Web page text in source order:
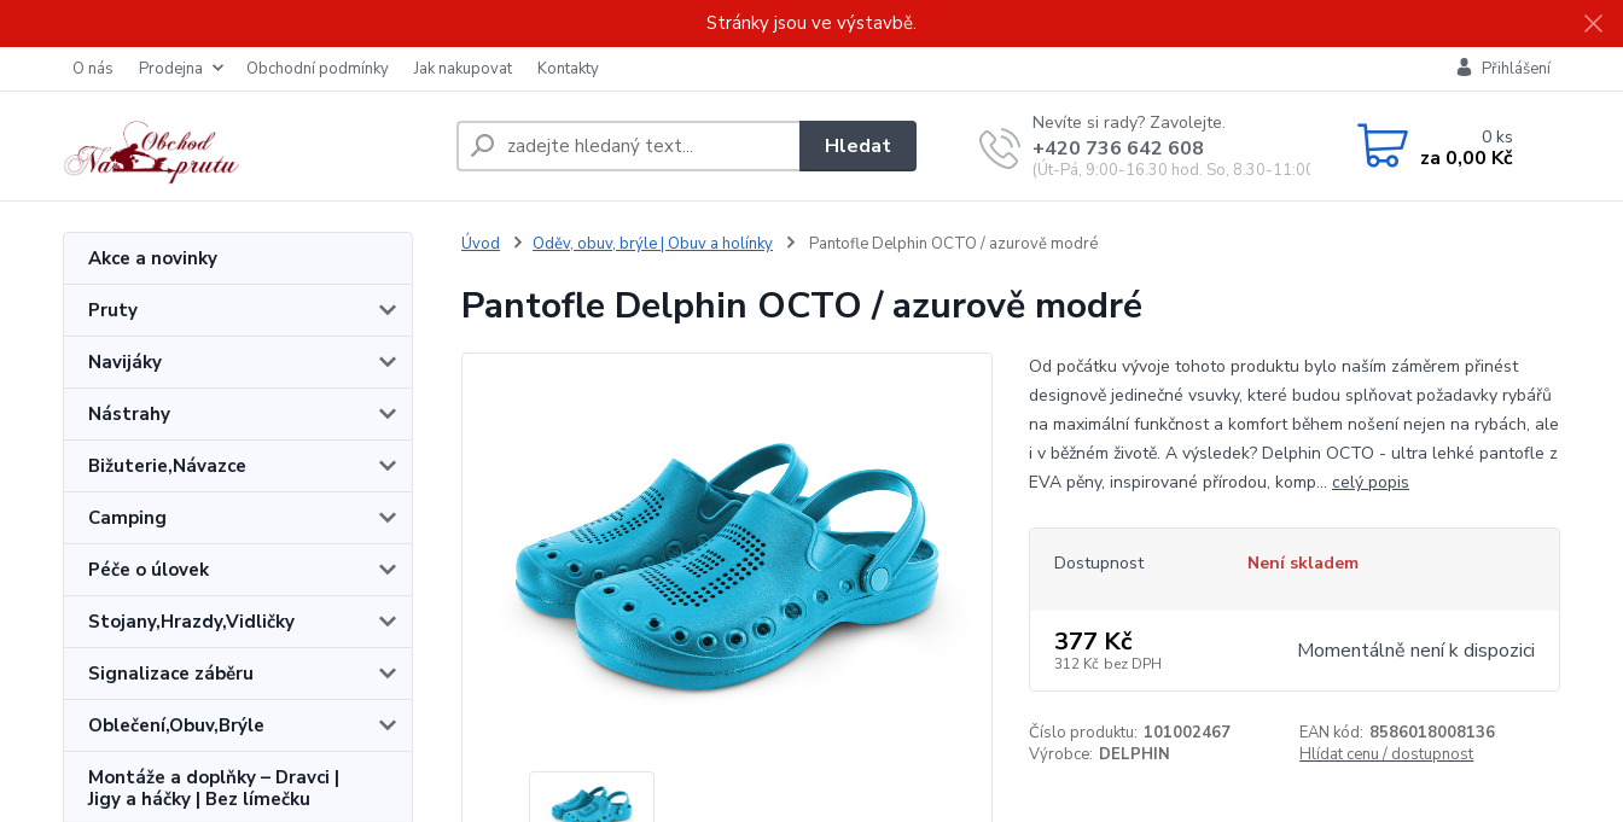
Stránky jsou ve výstavbě.
O nás Prodejna Obchodní podmínky Jak nakupovat Kontakty Přihlášení
Hledat
Nevíte si rady? Zavolejte.
+420 736 642 608
(Út-Pá, 9:00-16.30 hod. So, 8.30-11:00 hod.)
0ks
za 0,00 Kč
Akce a novinky
Pruty
Navijáky
Nástrahy
Bižuterie,Návazce
Camping
Péče o úlovek
Stojany,Hrazdy,Vidličky
Signalizace záběru
Oblečení,Obuv,Brýle
Montáže a doplňky – Dravci |
Jigy a háčky | Bez límečku
Úvod Oděv, obuv, brýle | Obuv a holínky Pantofle Delphin OCTO / azurově modré
Pantofle Delphin OCTO / azurově modré
Od počátku vývoje tohoto produktu bylo naším záměrem přinést
designově jedinečné vsuvky, které budou splňovat požadavky rybářů
na maximální funkčnost a komfort během nošení nejen na rybách, ale
i v běžném životě. A výsledek? Delphin OCTO - ultra lehké pantofle z
EVA pěny, inspirované přírodou, komp... celý popis
Dostupnost Není skladem
377 Kč
312 Kč bez DPH Momentálně není k dispozici
Číslo produktu: 101002467 EAN kód: 8586018008136
Výrobce: DELPHIN Hlídat cenu / dostupnost